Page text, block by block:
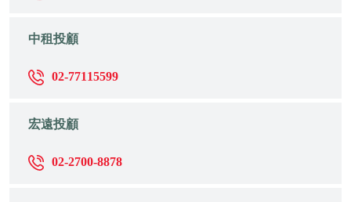
中租投顧
02-77115599
宏遠投顧
02-2700-8878